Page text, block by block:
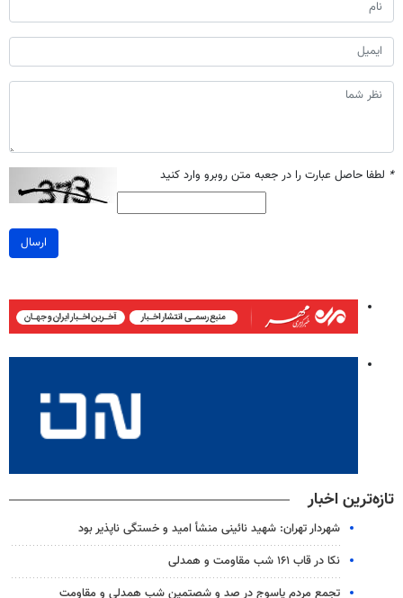
* لطفا حاصل عبارت را در جعبه متن روبرو وارد کنید
ارسال
تازه‌ترین اخبار
شهردار تهران: شهید نائینی منشأ امید و خستگی‌ ناپذیر بود
نکا در قاب ۱۶۱ شب مقاومت و همدلی
تجمع مردم یاسوج در صد و شصتمین شب همدلی و مقاومت